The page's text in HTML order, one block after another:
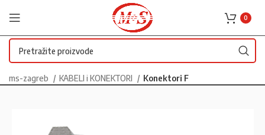
0
ms-zagreb KABELI i KONEKTORI Konektori F